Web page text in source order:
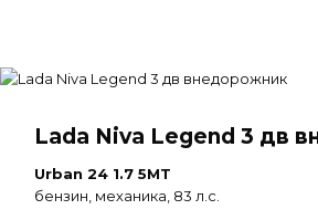
Lada Niva Legend 3 дв
Urban 24 1.7 5MT
бензин, механика, 83 л.с.